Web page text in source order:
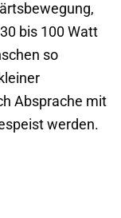
bis 100 Watt
so
Absprache mit
werden.